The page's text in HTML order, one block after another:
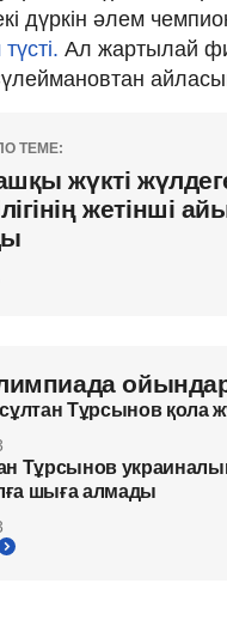
дүркін әлем
Ал жартылай
ТЕМЕ:
жүкті
жетінші
Тұрсынов қола
Тұрсынов украиналық
шыға алмады